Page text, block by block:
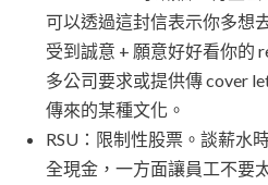
可以透過這封信表示你多想
受到誠意 + 願意好好看你的
多公司要求或提供傳 cover
傳來的某種文化。
RSU：限制性股票。談薪水
全現金，一方面讓員工不要